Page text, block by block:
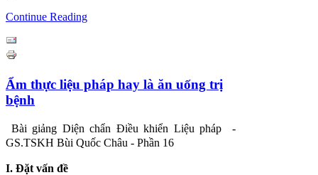
Continue Reading
Ẩm thực liệu pháp hay là ăn uống trị
bệnh
Bài giảng Diện chẩn Điều khiển Liệu pháp -
GS.TSKH Bùi Quốc Châu - Phần 16
I. Đặt vấn đề